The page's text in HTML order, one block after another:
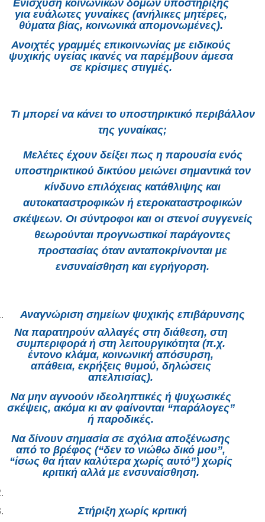
Ενίσχυση κοινωνικών δομών υποστήριξης
για ευάλωτες γυναίκες (ανήλικες μητέρες,
θύματα βίας, κοινωνικά απομονωμένες).
Ανοιχτές γραμμές επικοινωνίας με ειδικούς
ψυχικής υγείας ικανές να παρέμβουν άμεσα
σε κρίσιμες στιγμές.
Τι μπορεί να κάνει το υποστηρικτικό περιβάλλον
της γυναίκας;
Μελέτες έχουν δείξει πως η παρουσία ενός
υποστηρικτικού δικτύου μειώνει σημαντικά τον
κίνδυνο επιλόχειας κατάθλιψης και
αυτοκαταστροφικών ή ετεροκαταστροφικών
σκέψεων. Οι σύντροφοι και οι στενοί συγγενείς
θεωρούνται προγνωστικοί παράγοντες
προστασίας όταν ανταποκρίνονται με
ενσυναίσθηση και εγρήγορση.
Αναγνώριση σημείων ψυχικής επιβάρυνσης
Να παρατηρούν αλλαγές στη διάθεση, στη
συμπεριφορά ή στη λειτουργικότητα (π.χ.
έντονο κλάμα, κοινωνική απόσυρση,
απάθεια, εκρήξεις θυμού, δηλώσεις
απελπισίας).
Να μην αγνοούν ιδεοληπτικές ή ψυχωσικές
σκέψεις, ακόμα κι αν φαίνονται “παράλογες”
ή παροδικές.
Να δίνουν σημασία σε σχόλια αποξένωσης
από το βρέφος (“δεν το νιώθω δικό μου”,
“ίσως θα ήταν καλύτερα χωρίς αυτό”) χωρίς
κριτική αλλά με ενσυναίσθηση.
Στήριξη χωρίς κριτική